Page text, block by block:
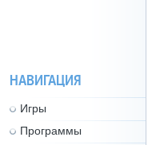
НАВИГАЦИЯ
Игры
Программы